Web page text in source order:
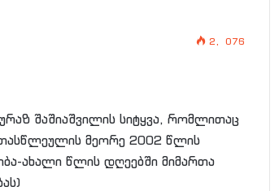
2, 076
შაშიაშვილის სიტყვა, რომლითაც
მეორე 2002 წლის
ახალი წლის დღეებში მიმართა